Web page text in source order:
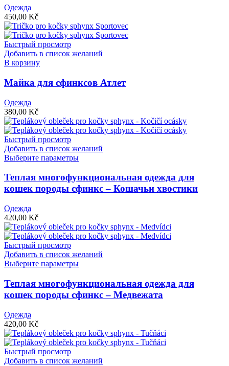
на
странице
Одежда
450,00 Kč
Быстрый просмотр
Добавить в список желаний
В корзину
Майка для сфинксов Атлет
Одежда
380,00 Kč
Быстрый просмотр
Добавить в список желаний
Выберите параметрыЭтот
имеет
несколько
вариаций.
выбрать
на
странице
Теплая многофункциональная одежда для
кошек породы сфинкс – Кошачьи хвостики
Одежда
420,00 Kč
Быстрый просмотр
Добавить в список желаний
Выберите параметрыЭтот
имеет
несколько
вариаций.
на
странице
Теплая многофункциональная одежда для
кошек породы сфинкс – Медвежата
Одежда
420,00 Kč
Быстрый просмотр
Добавить в список желаний